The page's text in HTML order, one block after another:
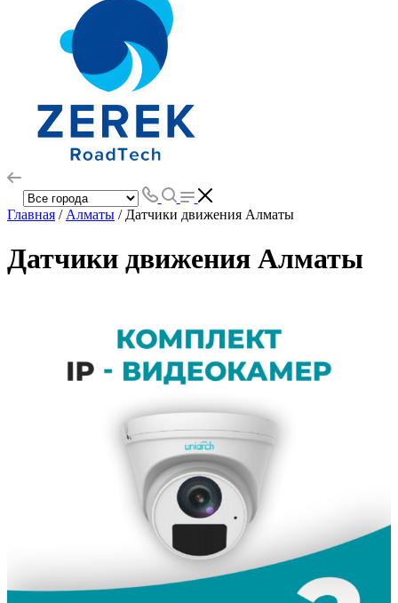
Главная / Алматы / Датчики движения Алматы
Датчики движения Алматы